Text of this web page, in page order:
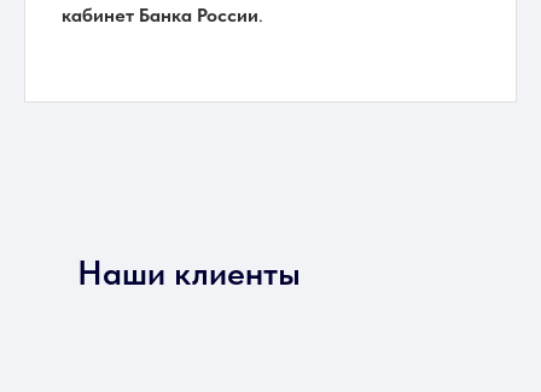
кабинет Банка России.
Наши клиенты